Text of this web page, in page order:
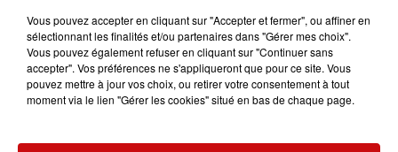
S'ASSURER DE SON INSCRIPTION POUR
EMPÊCHER LES COUACS LE JOUR DU VOTE
Lors de l'élection présidentielle, des électeurs
strasbourgeois avaient eu la surprise de ne pas pouvoir
voteren raison de changements opérés par
Vous pouvez accepter en cliquant sur "Accepter et fermer", ou affiner en
sélectionnant les finalités et/ou partenaires dans "Gérer mes choix".
Vous pouvez également refuser en cliquant sur "Continuer sans
accepter". Vos préférences ne s'appliqueront que pour ce site. Vous
pouvez mettre à jour vos choix, ou retirer votre consentement à tout
moment via le lien "Gérer les cookies" situé en bas de chaque page.